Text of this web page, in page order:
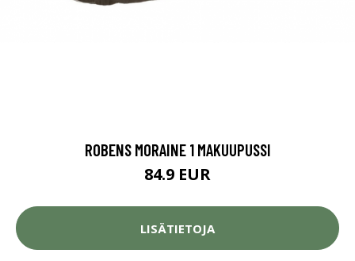
ROBENS MORAINE 1 MAKUUPUSSI
84.9 EUR
LISÄTIETOJA